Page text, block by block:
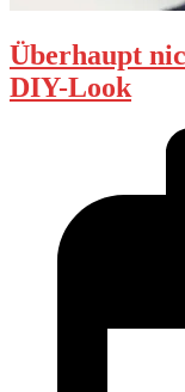
Überhaupt
DIY-Look